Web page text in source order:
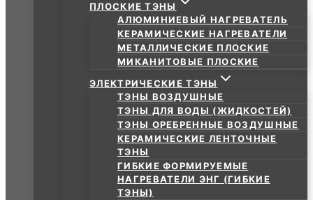
ПЛОСКИЕ ТЭНЫ
АЛЮМИНИЕВЫЙ НАГРЕВАТЕЛЬ
КЕРАМИЧЕСКИЕ НАГРЕВАТЕЛИ
МЕТАЛЛИЧЕСКИЕ ПЛОСКИЕ
МИКАНИТОВЫЕ ПЛОСКИЕ
ЭЛЕКТРИЧЕСКИЕ ТЭНЫ
ТЭНЫ ВОЗДУШНЫЕ
ТЭНЫ ДЛЯ ВОДЫ (ЖИДКОСТЕЙ)
ТЭНЫ ОРЕБРЕННЫЕ ВОЗДУШНЫЕ
КЕРАМИЧЕСКИЕ ЛЕНТОЧНЫЕ
ТЭНЫ
ГИБКИЕ ФОРМИРУЕМЫЕ
НАГРЕВАТЕЛИ ЭНГ (ГИБКИЕ
ТЭНЫ)